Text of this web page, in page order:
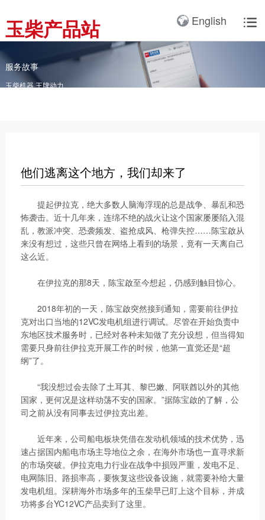
玉柴产品站 
English
产品与解决方案
卡车动力
客车动力
工程机械动力
农业装备动力
新能源动力
工业动力
整车
发电系统
产品3D展厅
全球服务支持
全球服务网络
服务理念
配件真伪查询
玉柴已在全球拥有完善服
务网络，在国内建立了
12个商用车系统部/驻外
销售大区、18个通机大
区驻外销售大区、13个
船电驻外营销中心、5个
31个服务与后市场驻外
市场部、6400多家服务
站、6000多家配件销售
网点；在亚洲、美洲、非
洲、欧洲等地设立了21
个销售大区、8个船电驻
外营销中心，490多家服
务代理商，44家船电销
个服务网点
了解更多
全球服务网络
海外服务网络
服务理念
服务理念与服务承诺
服务政策
我们的公司
关于我们
研发实力
司始建于1951年，是一
家以动力系统为圆心、实
大型企业集团。公司旗下
拥有20多家全资、控
股、参股二级子公司，涉
及发动机制造及其产业
新能源产业及相关服务等
广东、江苏、安徽、湖
北、重庆、辽宁等地均有
产业基地布局。
了解更多
获取更多帮助
联系我们
订购咨询
销售服务热线：
0775-3220350
服务故事
玉柴机器 王牌动力
他们逃离这个地方，我们却来了
提起伊拉克，绝大多数人脑海浮现的总是战争、暴乱和恐
怖袭击。近十几年来，连绵不绝的战火让这个国家屡屡陷入混
乱，教派冲突、恐袭频发、盗抢成风、枪弹失控……陈宝啟从
来没有想过，这些只曾在网络上看到的场景，竟有一天离自己
这么近。
在伊拉克的那8天，陈宝啟至今想起，仍感到触目惊心。
2018年初的一天，陈宝啟突然接到通知，需要前往伊拉
克对出口当地的12VC发电机组进行调试。尽管在开始负责中
东地区技术服务时，已经对各种未知做了充分设想，但当得知
需要只身前往伊拉克开展工作的时候，他第一直觉还是“超
纲”了。
“我没想过会去除了土耳其、黎巴嫩、阿联酋以外的其他
国家，更何况是这样动荡不安的国家。”据陈宝啟的了解，公
司之前从没有同事去过伊拉克出差。
近年来，公司船电板块凭借在发动机领域的技术优势，迅
速占据国内船电市场主导地位之余，在海外市场也一直寻求新
的市场突破。伊拉克电力行业在战争中损毁严重，发电不足、
电网陈旧、路损率高，要恢复这些设备设施，就需要补给大量
发电机组。深耕海外市场多年的玉柴早已盯上这个目标，并成
功将多台YC12VC产品卖到了这里。